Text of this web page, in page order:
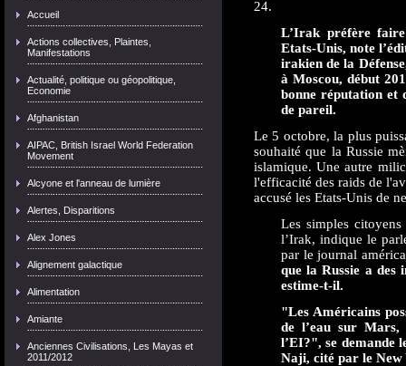
Accueil
Actions collectives, Plaintes,
Manifestations
Actualité, politique ou géopolitique,
Economie
Afghanistan
AIPAC, British Israel World Federation
Movement
Alcyone et l'anneau de lumière
Alertes, Disparitions
Alex Jones
Alignement galactique
Alimentation
Amiante
Anciennes Civilisations, Les Mayas et
2011/2012
24.
L’Irak préfère
Etats-Unis, note
irakien de la
à Moscou, début
bonne réputation et
de pareil.
Le 5 octobre, la plus
souhaité que la Russie
islamique. Une autre
l'efficacité des raids de
accusé les Etats-Unis de
Les simples
l’Irak, indique le
par le journal
que la Russie a des
estime-t-il.
"Les Américains
de l’eau sur Mars,
l’EI?", se demande
Naji, cité par le New